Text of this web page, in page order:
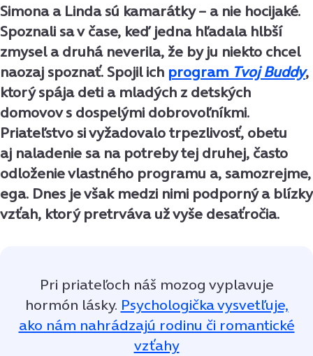
Simona a Linda sú kamarátky – a nie hocijaké.
Spoznali sa v čase, keď jedna hľadala hlbší
zmysel a druhá neverila, že by ju niekto chcel
naozaj spoznať. Spojil ich program Tvoj Buddy,
ktorý spája deti a mladých z detských
domovov s dospelými dobrovoľníkmi.
Priateľstvo si vyžadovalo trpezlivosť, obetu
aj naladenie sa na potreby tej druhej, často
odloženie vlastného programu a, samozrejme,
ega. Dnes je však medzi nimi podporný a blízky
vzťah, ktorý pretrváva už vyše desaťročia.
Pri priateľoch náš mozog vyplavuje
hormón lásky. Psychologička vysvetľuje,
ako nám nahrádzajú rodinu či romantické
vzťahy